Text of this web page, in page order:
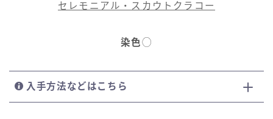
セレモニアル・スカウトクラコー
染色◯
入手方法などはこちら